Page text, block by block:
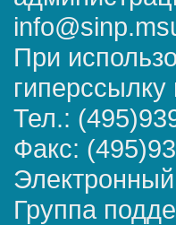
При
Тел.:
Факс:
Группа